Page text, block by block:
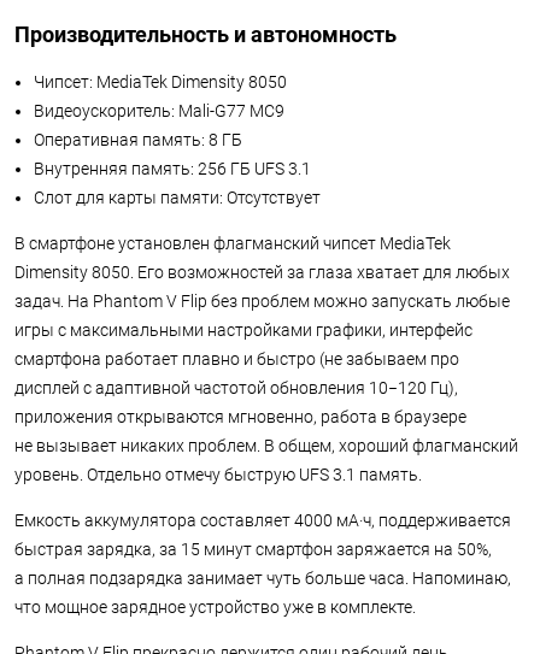
Производительность и автономность
Чипсет: MediaTek Dimensity 8050
Видеоускоритель: Mali-G77 MC9
Оперативная память: 8 ГБ
Внутренняя память: 256 ГБ UFS 3.1
Слот для карты памяти: Отсутствует
В смартфоне установлен флагманский чипсет MediaTek
Dimensity 8050. Его возможностей за глаза хватает для любых
задач. На Phantom V Flip без проблем можно запускать любые
игры с максимальными настройками графики, интерфейс
смартфона работает плавно и быстро (не забываем про
дисплей с адаптивной частотой обновления 10−120 Гц),
приложения открываются мгновенно, работа в браузере
не вызывает никаких проблем. В общем, хороший флагманский
уровень. Отдельно отмечу быструю UFS 3.1 память.
Емкость аккумулятора составляет 4000 мА·ч, поддерживается
быстрая зарядка, за 15 минут смартфон заряжается на 50%,
а полная подзарядка занимает чуть больше часа. Напоминаю,
что мощное зарядное устройство уже в комплекте.